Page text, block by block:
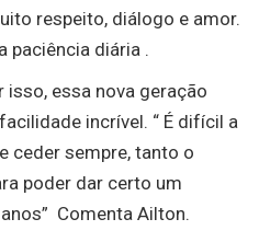
respeito, diálogo e amor.
paciência diária .
isso, essa nova geração
incrível. “ É difícil a
ceder sempre, tanto o
poder dar certo um
Comenta Ailton.